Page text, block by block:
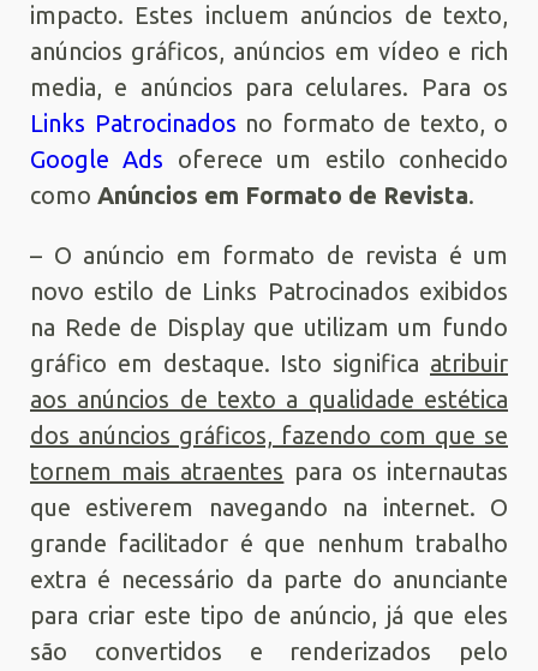
impacto. Estes incluem anúncios de texto,
anúncios gráficos, anúncios em vídeo e rich
media, e anúncios para celulares. Para os
Links Patrocinados no formato de texto, o
Google Ads oferece um estilo conhecido
como Anúncios em Formato de Revista.
– O anúncio em formato de revista é um
novo estilo de Links Patrocinados exibidos
na Rede de Display que utilizam um fundo
gráfico em destaque. Isto significa atribuir
aos anúncios de texto a qualidade estética
dos anúncios gráficos, fazendo com que se
tornem mais atraentes para os internautas
que estiverem navegando na internet. O
grande facilitador é que nenhum trabalho
extra é necessário da parte do anunciante
para criar este tipo de anúncio, já que eles
são convertidos e renderizados pelo